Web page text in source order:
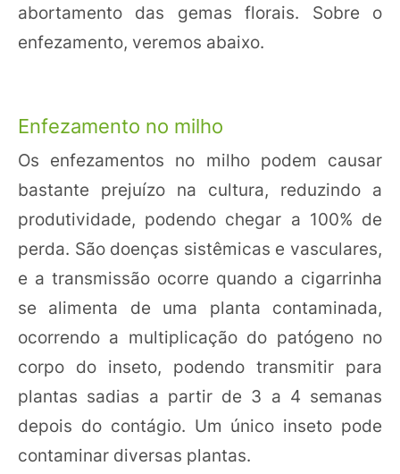
abortamento das gemas florais. Sobre o
enfezamento, veremos abaixo.
Enfezamento no milho
Os enfezamentos no milho podem causar
bastante prejuízo na cultura, reduzindo a
produtividade, podendo chegar a 100% de
perda. São doenças sistêmicas e vasculares,
e a transmissão ocorre quando a cigarrinha
se alimenta de uma planta contaminada,
ocorrendo a multiplicação do patógeno no
corpo do inseto, podendo transmitir para
plantas sadias a partir de 3 a 4 semanas
depois do contágio. Um único inseto pode
contaminar diversas plantas.